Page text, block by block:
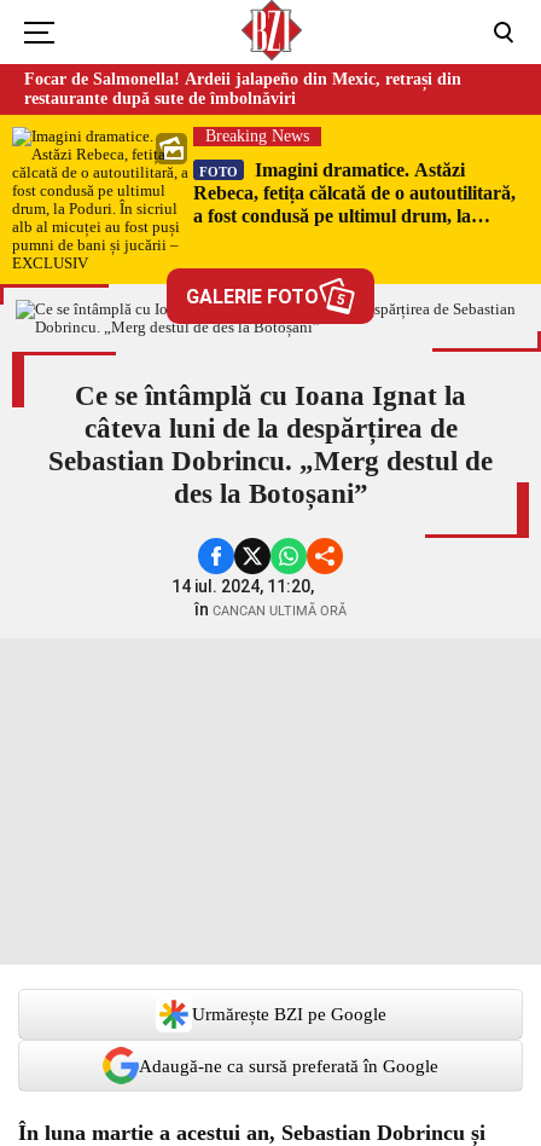
Focar de Salmonella! Ardeii jalapeño din Mexic, retrași din
restaurante după sute de îmbolnăviri
Breaking News
FOTO
Imagini dramatice. Astăzi
Rebeca, fetița călcată de o autoutilitară,
a fost condusă pe ultimul drum, la
EXCLUSIV
GALERIE FOTO 5
Ce se întâmplă cu Ioana Ignat la
câteva luni de la despărțirea de
Sebastian Dobrincu. „Merg destul de
des la Botoșani”
14 iul. 2024, 11:20,
în CANCAN ULTIMĂ ORĂ
Urmărește BZI pe Google
Adaugă-ne ca sursă preferată în Google
În luna martie a acestui an, Sebastian Dobrincu și